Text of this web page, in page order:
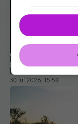
Noi reguli
permisului de
30 iul 2026, 15:58